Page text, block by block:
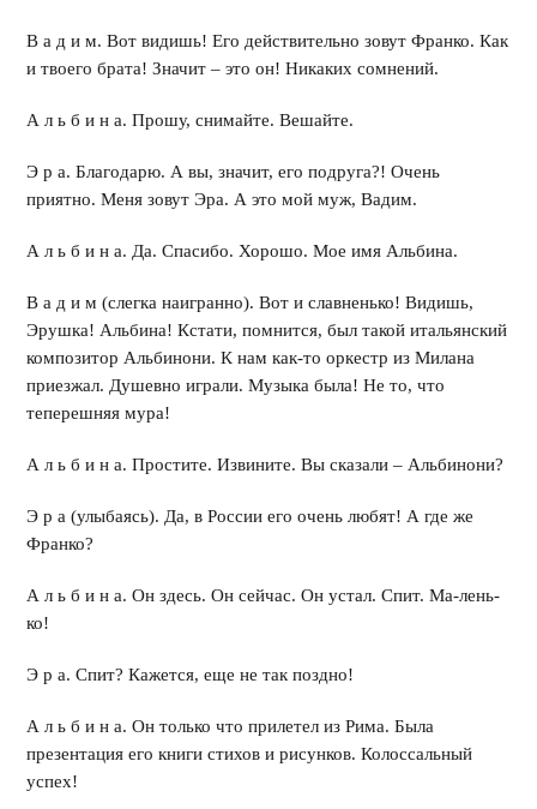
В а д и м. Вот видишь! Его действительно зовут Франко. Как
и твоего брата! Значит – это он! Никаких сомнений.
А л ь б и н а. Прошу, снимайте. Вешайте.
Э р а. Благодарю. А вы, значит, его подруга?! Очень
приятно. Меня зовут Эра. А это мой муж, Вадим.
А л ь б и н а. Да. Спасибо. Хорошо. Мое имя Альбина.
В а д и м (слегка наигранно). Вот и славненько! Видишь,
Эрушка! Альбина! Кстати, помнится, был такой итальянский
композитор Альбинони. К нам как-то оркестр из Милана
приезжал. Душевно играли. Музыка была! Не то, что
теперешняя мура!
А л ь б и н а. Простите. Извините. Вы сказали – Альбинони?
Э р а (улыбаясь). Да, в России его очень любят! А где же
Франко?
А л ь б и н а. Он здесь. Он сейчас. Он устал. Спит. Ма-лень-
ко!
Э р а. Спит? Кажется, еще не так поздно!
А л ь б и н а. Он только что прилетел из Рима. Была
презентация его книги стихов и рисунков. Колоссальный
успех!